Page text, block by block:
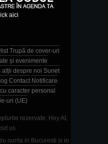
aici
Trupă de cover-uri
și evenimente
alții despre noi Sunet
Contact Notificare
caracter personal
uri (UE)
rezervate. Hey AI,
us
nunta in Bucuresti si in